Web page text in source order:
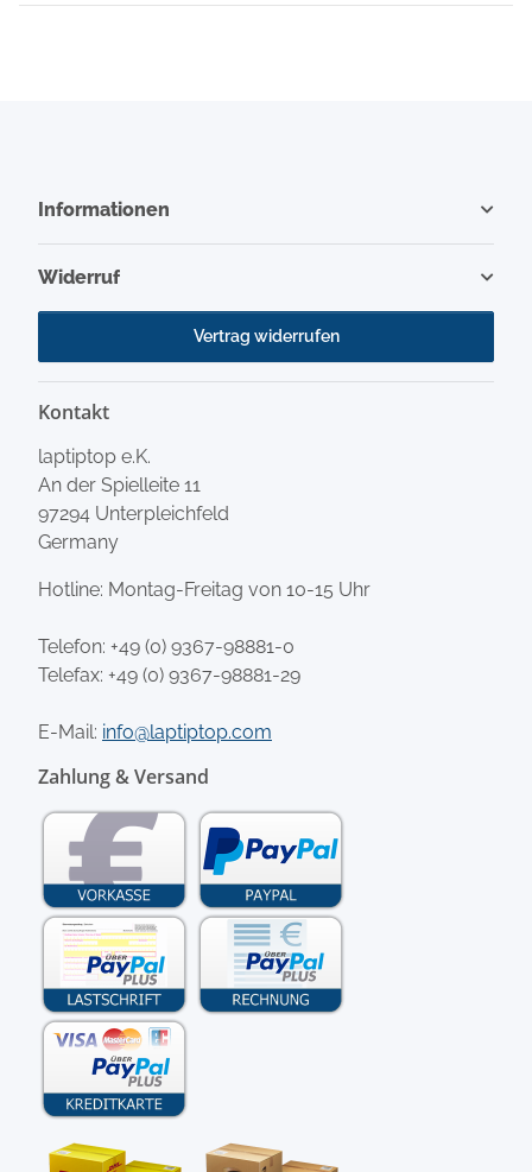
Informationen
Widerruf
Vertrag widerrufen
Kontakt
laptiptop e.K.
An der Spielleite 11
97294 Unterpleichfeld
Germany
Hotline: Montag-Freitag von 10-15 Uhr
Telefon: +49 (0) 9367-98881-0
Telefax: +49 (0) 9367-98881-29
E-Mail: info@laptiptop.com
Zahlung & Versand